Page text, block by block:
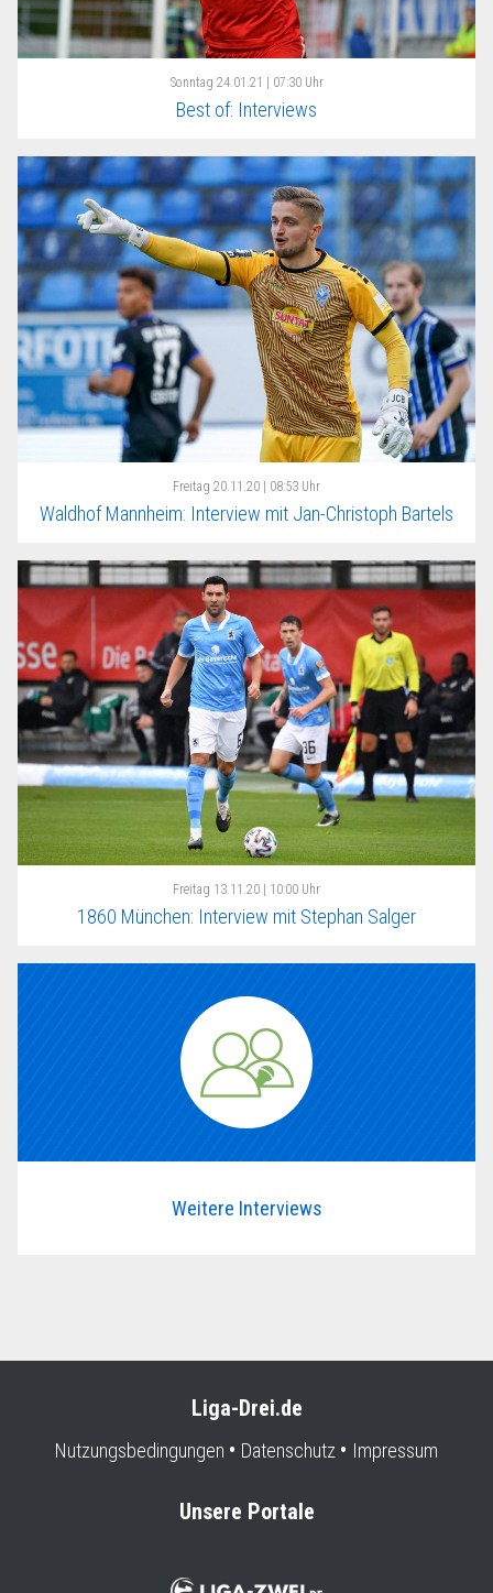
Sonntag 24.01.21 | 07:30 Uhr
Best of: Interviews
Freitag 20.11.20 | 08:53 Uhr
Waldhof Mannheim: Interview mit Jan-Christoph Bartels
Freitag 13.11.20 | 10:00 Uhr
1860 München: Interview mit Stephan Salger
Weitere Interviews
Liga-Drei.de
Nutzungsbedingungen Datenschutz Impressum
Unsere Portale